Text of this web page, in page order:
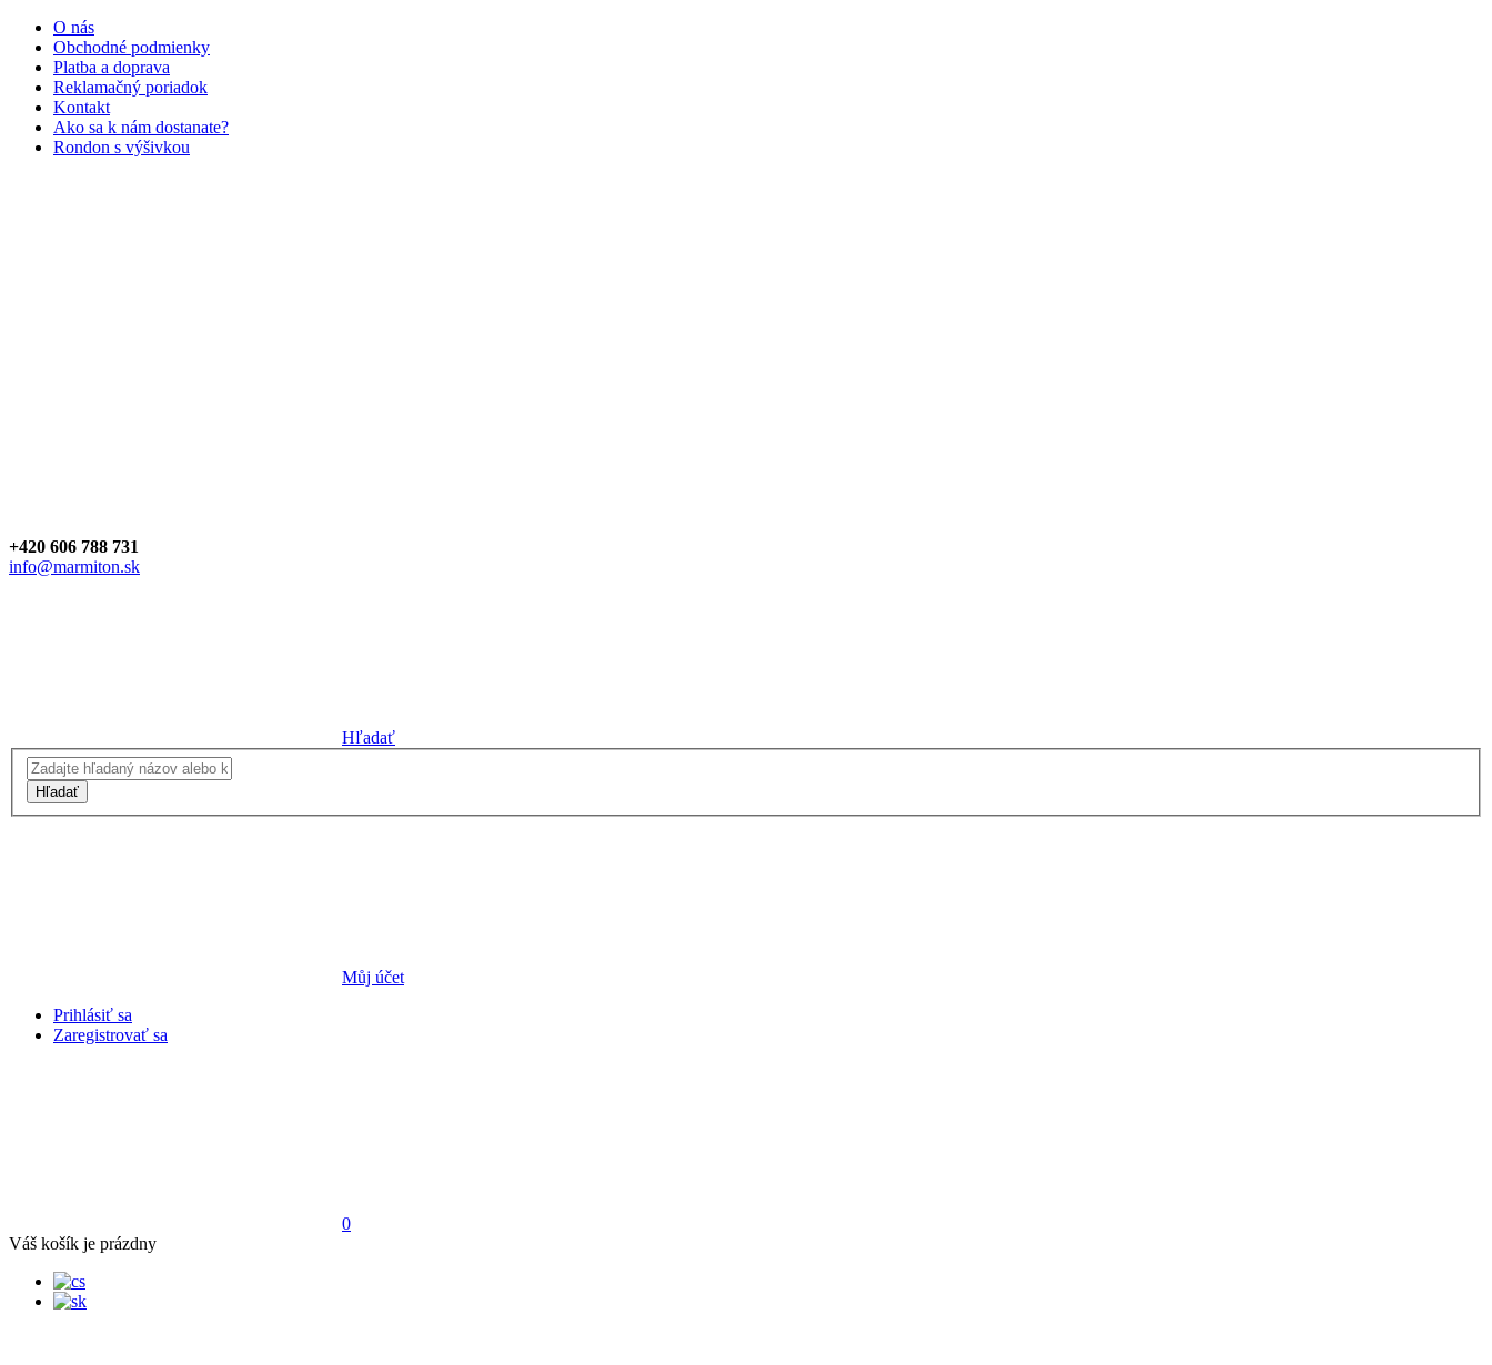
O nás
Obchodné podmienky
Platba a doprava
Reklamačný poriadok
Kontakt
Ako sa k nám dostanate?
Rondon s výšivkou
+420 606 788 731
info@marmiton.sk
Hľadať
Hľadať
Můj účet
Prihlásiť sa
Zaregistrovať sa
0
Váš košík je prázdny